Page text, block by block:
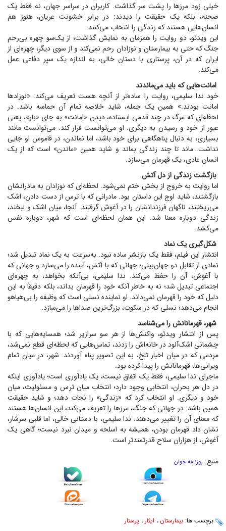
خیلی زود مرز‌ها را پشت سر گذاشت. کاربران در سراسر جهان، نه فقط یک
صحنه، بلکه یک حقیقت را دیدند: در برابر خشونت عریان، هنوز هم
انسان‌هایی هستند که زندگی را انتخاب می‌کنند.
این ویدئو، دو روایت را همزمان به نمایش گذاشت؛ از یک‌سو چهره بی‌رحم
جنگ که حتی به بیمارستان و نوزادان رحم نمی‌کند و از سوی دیگر، چهره‌ای از
ایران که در آن، پرستاری با دستان خالی، به اندازه یک سپر دفاعی عمل
می‌کند.
امانت‌هایی که باید می‌ماندند
خود ندا سلیمی، روایت را ساده‌تر از آنچه هست تعریف می‌کند: «نوزاد‌ها
امانت بودند.» همین یک جمله، شاید خلاصه تمام آن حماسه باشد. در
لحظه‌ای که مرگ در چند قدمی ایستاده، دیدن «امانت» به جای «بار»، یعنی
عبور از خود و رسیدن به دیگری. او می‌توانست فرار کند. می‌توانست مانند
بسیاری، به دنبال پناهگاهی برای خود باشد، اما نماندن، در قاموس او جایی
نداشت. ماند تا چند زندگی بماند و شاید همین «ماندن» است که از یک
انسان عادی، یک قهرمان می‌سازد.
بازگشت زندگی از دل آتش.
اما روایت به خروج از بخش ختم نمی‌شود. لحظه‌ای که نوزادان به مادرانشان
بازگشتند، شاید اوج این داستان بود. مادرانی که با ترس از دست دادن، اشک
می‌ریختند، ناگهان فرزندانشان را در آغوش گرفتند. آنجا، میان اشک و لبخند،
زندگی دوباره معنا شد. این همان لحظه‌ای است که شهر، دوباره نفس
می‌کشد.
شکل‌گیری یک نماد
انتشار این فیلم، فقط یک بازنشر ساده نبود. به‌سرعت به یک نماد تبدیل شد؛
نمادی از تقابل دو جهان‌بینی؛ جهانی که با آتش، آینده را می‌سازد و جهانی که
با آغوش، آن را حفظ می‌کند. ندا سلیمی، بی‌آنکه بخواهد، به چهره‌ای
اجتماعی تبدیل شد؛ نه به خاطر آنکه خود را قهرمان بداند، بلکه دقیقاً به این
دلیل که خود را قهرمان نمی‌داند. او نماینده نسلی است که وظیفه را بی‌هیاهو
انجام می‌دهد؛ نسلی که در سکوت، بزرگ‌ترین صدا‌ها را می‌سازد.
شهر، قهرمانانش را می‌شناسد
پس از انتشار ویدئو، واکنش‌ها از هر سو سرازیر شد؛ همسایه‌هایی که با
چشمانی اشک‌آلود در خانه‌اش را زدند، تماس‌هایی که لحظه‌ای قطع نمی‌شد،
مردمی که در میان اخبار تلخ، به این تصویر پناه آوردند. شهر، در میان تمام
ویرانی‌ها، قهرمانانش را پیدا کرده بود.
ماجرای ندا سلیمی، فقط یک اتفاق نیست، یک یادآوری است؛ یادآوری اینکه
در دل هر بحران، انتخابی وجود دارد؛ انتخاب میان ترس و مسئولیت، میان
خود و دیگری. او انتخاب کرد که «زندگی» را نجات دهد؛ و شاید حقیقت
همین باشد: در جهانی که جنگ، مرز‌ها را تعریف می‌کند، این انسان‌ها هستند
که معنای آن را تغییر می‌دهند. ندا سلیمی، با دستانی خالی، اما قلبی سرشار،
نشان داد قهرمان بودن، همیشه به اسلحه و میدان نبرد نیست؛ گاهی یک
آغوش، از هزاران سلاح قدرتمندتر است.
منبع: روزنامه جوان
برچسب ها: بیمارستان ، ایثار ، پرستار